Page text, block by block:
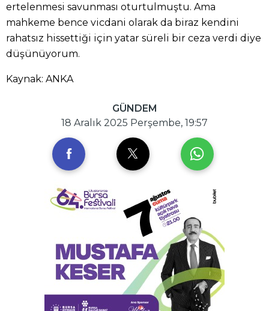
ertelenmesi savunması oturtulmuştu. Ama
mahkeme bence vicdani olarak da biraz kendini
rahatsız hissettiği için yatar süreli bir ceza verdi diye
düşünüyorum.
Kaynak: ANKA
GÜNDEM
18 Aralık 2025 Perşembe, 19:57